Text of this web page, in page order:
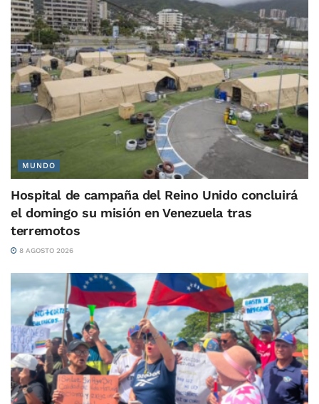
MUNDO
Hospital de campaña del Reino Unido concluirá
el domingo su misión en Venezuela tras
terremotos
8 AGOSTO 2026